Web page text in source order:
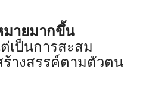
ายมากขึ้น
เป็นการสะสม
างสรรค์ตามตัวตน